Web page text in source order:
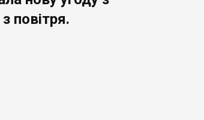
повітря.